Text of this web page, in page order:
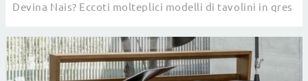
Devina Nais? Eccoti molteplici modelli di tavolini in gres